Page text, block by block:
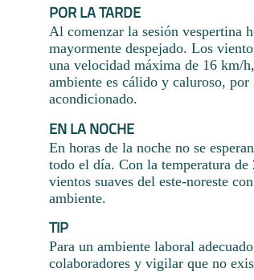
POR LA TARDE
Al comenzar la sesión vespertina
mayormente despejado. Los
una velocidad máxima de 16 km/
ambiente es cálido y caluroso,
acondicionado.
EN LA NOCHE
En horas de la noche no se
todo el día. Con la temperatura
vientos suaves del este-noreste
ambiente.
TIP
Para un ambiente laboral
colaboradores y vigilar que no